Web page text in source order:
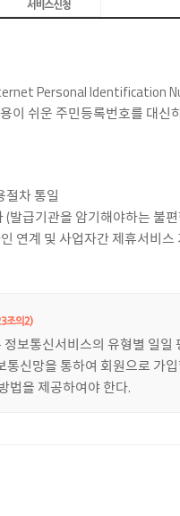
Personal Identification
이 쉬운 주민등록번호를 대신
절차 통일
발급기관을 암기해야하는 불
연계 및 사업자간 제휴서비스
보통신서비스의 유형별 일
신망을 통하여 회원으로 가
법을 제공하여야 한다.